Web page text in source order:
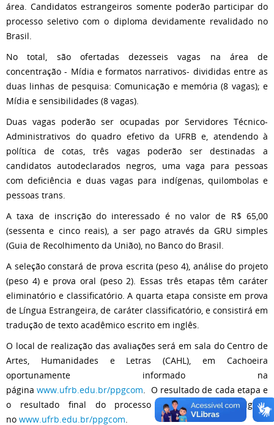
área. Candidatos estrangeiros somente poderão participar do
processo seletivo com o diploma devidamente revalidado no
Brasil.
No total, são ofertadas dezesseis vagas na área de
concentração - Mídia e formatos narrativos- divididas entre as
duas linhas de pesquisa: Comunicação e memória (8 vagas); e
Mídia e sensibilidades (8 vagas).
Duas vagas poderão ser ocupadas por Servidores Técnico-
Administrativos do quadro efetivo da UFRB e, atendendo à
política de cotas, três vagas poderão ser destinadas a
candidatos autodeclarados negros, uma vaga para pessoas
com deficiência e duas vagas para indígenas, quilombolas e
pessoas trans.
A taxa de inscrição do interessado é no valor de R$ 65,00
(sessenta e cinco reais), a ser pago através da GRU simples
(Guia de Recolhimento da União), no Banco do Brasil.
A seleção constará de prova escrita (peso 4), análise do projeto
(peso 4) e prova oral (peso 2). Essas três etapas têm caráter
eliminatório e classificatório. A quarta etapa consiste em prova
de Língua Estrangeira, de caráter classificatório, e consistirá em
tradução de texto acadêmico escrito em inglês.
O local de realização das avaliações será em sala do Centro de
Artes, Humanidades e Letras (CAHL), em Cachoeira
oportunamente informado na
páginawww.ufrb.edu.br/ppgcom. O resultado de cada etapa e
o resultado final do processo seletivo será divulgado
no www.ufrb.edu.br/ppgcom.